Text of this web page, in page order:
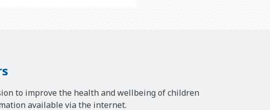
to improve the health and wellbeing of children
available via the internet.